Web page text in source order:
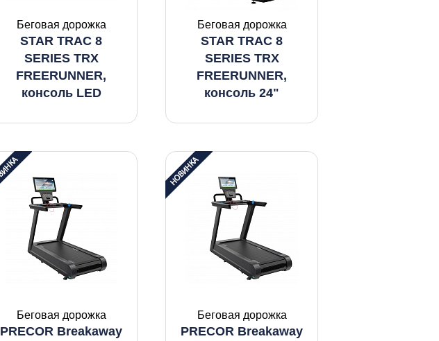
Беговая дорожка
STAR TRAC 8
SERIES TRX
FREERUNNER,
консоль LED
Беговая дорожка
STAR TRAC 8
SERIES TRX
FREERUNNER,
консоль 24"
Беговая дорожка
PRECOR Breakaway
Беговая дорожка
PRECOR Breakaway